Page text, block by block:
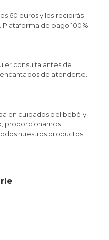
60 euros y los recibirás
Plataforma de pago 100%
consulta antes de
de atenderte.
en cuidados del bebé y
proporcionamos
nuestros productos.